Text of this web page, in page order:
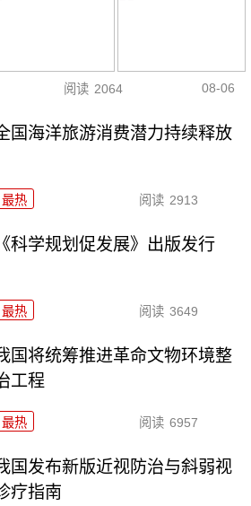
阅读 2064 08-06
国海洋旅游消费潜力持续释放
最热 阅读 2913
《科学规划促发展》出版发行
最热 阅读 3649
国将统筹推进革命文物环境整
工程
最热 阅读 6957
国发布新版近视防治与斜弱视
疗指南